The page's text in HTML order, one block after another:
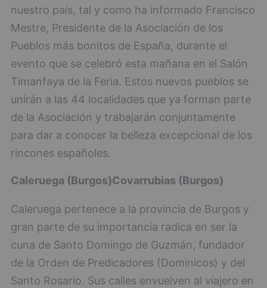
nuestro país, tal y como ha informado Francisco
Mestre, Presidente de la Asociación de los
Pueblos más bonitos de España, durante el
evento que se celebró esta mañana en el Salón
Timanfaya de la Feria. Estos nuevos pueblos se
unirán a las 44 localidades que ya forman parte
de la Asociación y trabajarán conjuntamente
para dar a conocer la belleza excepcional de los
rincones españoles.
Caleruega (Burgos)Covarrubias (Burgos)
Caleruega pertenece a la provincia de Burgos y
gran parte de su importancia radica en ser la
cuna de Santo Domingo de Guzmán, fundador
de la Orden de Predicadores (Dominicos) y del
Santo Rosario. Sus calles envuelven al viajero en